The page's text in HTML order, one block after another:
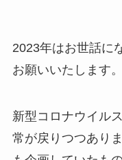
2023年はお世話に
お願いいたします。
新型コロナウイル
常が戻りつつあり